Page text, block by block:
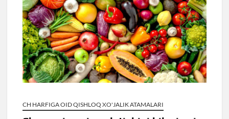
CH HARFIGA OID QISHLOQ XO'JALIK ATAMALARI